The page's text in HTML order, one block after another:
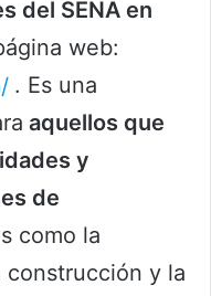
del SENA en
web:
. Es una
aquellos que
y
de
como la
y la